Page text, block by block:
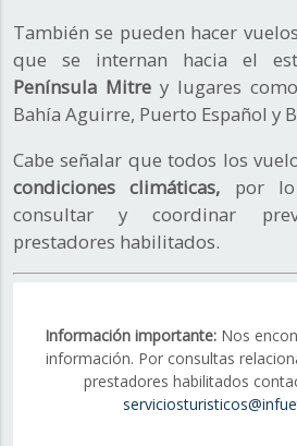
También se pueden hacer
que se internan hacia el
Península Mitrey lugares
Bahía Aguirre, Puerto Español y
Cabe señalar que todos los
condiciones climáticas, por lo
consultar y coordinar
prestadores habilitados.
Información importante: Nos
información. Por consultas
prestadores habilitados